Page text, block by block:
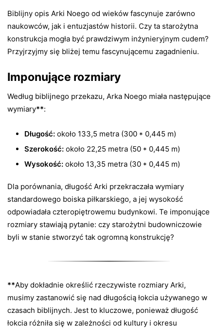
Biblijny opis Arki Noego od wieków fascynuje zarówno
naukowców, jak i entuzjastów historii. Czy ta starożytna
konstrukcja mogła być prawdziwym inżynieryjnym cudem?
Przyjrzyjmy się bliżej temu fascynującemu zagadnieniu.
Imponujące rozmiary
Według biblijnego przekazu, Arka Noego miała następujące
wymiary**:
Długość: około 133,5 metra (300 * 0,445 m)
Szerokość: około 22,25 metra (50 * 0,445 m)
Wysokość: około 13,35 metra (30 * 0,445 m)
Dla porównania, długość Arki przekraczała wymiary
standardowego boiska piłkarskiego, a jej wysokość
odpowiadała czteropiętrowemu budynkowi. Te imponujące
rozmiary stawiają pytanie: czy starożytni budowniczowie
byli w stanie stworzyć tak ogromną konstrukcję?
**Aby dokładnie określić rzeczywiste rozmiary Arki,
musimy zastanowić się nad długością łokcia używanego w
czasach biblijnych. Jest to kluczowe, ponieważ długość
łokcia różniła się w zależności od kultury i okresu